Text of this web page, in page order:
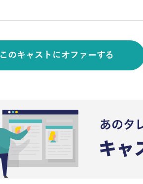
このキャストにオファーする